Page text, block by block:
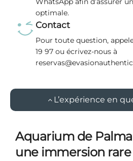
optimale.
Contact
Pour toute question,
19 97 ou écrivez-nous à
L’expérience en
Aquarium de
une immersion rare